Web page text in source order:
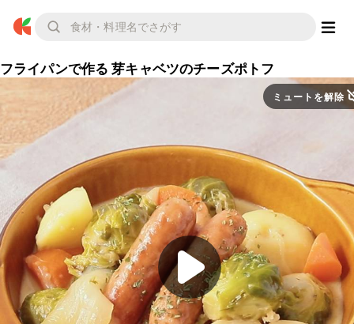
フライパンで作る 芽キャベツのチーズポトフ
ミュートを解除